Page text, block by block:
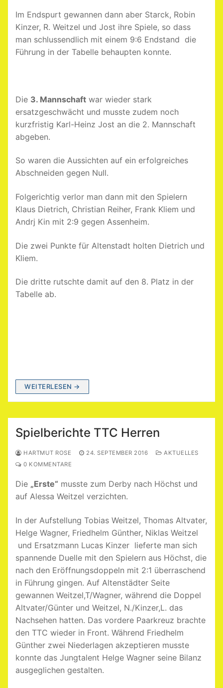
Im Endspurt gewannen dann aber Starck, Robin
Kinzer, R. Weitzel und Jost ihre Spiele, so dass
man schlussendlich mit einem 9:6 Endstand die
Führung in der Tabelle behaupten konnte.
Die 3. Mannschaft war wieder stark
ersatzgeschwächt und musste zudem noch
kurzfristig Karl-Heinz Jost an die 2. Mannschaft
abgeben.
So waren die Aussichten auf ein erfolgreiches
Abschneiden gegen Null.
Folgerichtig verlor man dann mit den Spielern
Klaus Dietrich, Christian Reiher, Frank Kliem und
Andrj Kin mit 2:9 gegen Assenheim.
Die zwei Punkte für Altenstadt holten Dietrich und
Kliem.
Die dritte rutschte damit auf den 8. Platz in der
Tabelle ab.
WEITERLESEN →
Spielberichte TTC Herren
HARTMUT ROSE 24. SEPTEMBER 2016
AKTUELLES
0 KOMMENTARE
Die „Erste“ musste zum Derby nach Höchst und
auf Alessa Weitzel verzichten.
In der Aufstellung Tobias Weitzel, Thomas Altvater,
Helge Wagner, Friedhelm Günther, Niklas Weitzel
und Ersatzmann Lucas Kinzer lieferte man sich
spannende Duelle mit den Spielern aus Höchst, die
nach den Eröffnungsdoppeln mit 2:1 überraschend
in Führung gingen. Auf Altenstädter Seite
gewannen Weitzel,T/Wagner, während die Doppel
Altvater/Günter und Weitzel, N./Kinzer,L. das
Nachsehen hatten. Das vordere Paarkreuz brachte
den TTC wieder in Front. Während Friedhelm
Günther zwei Niederlagen akzeptieren musste
konnte das Jungtalent Helge Wagner seine Bilanz
ausgeglichen gestalten.